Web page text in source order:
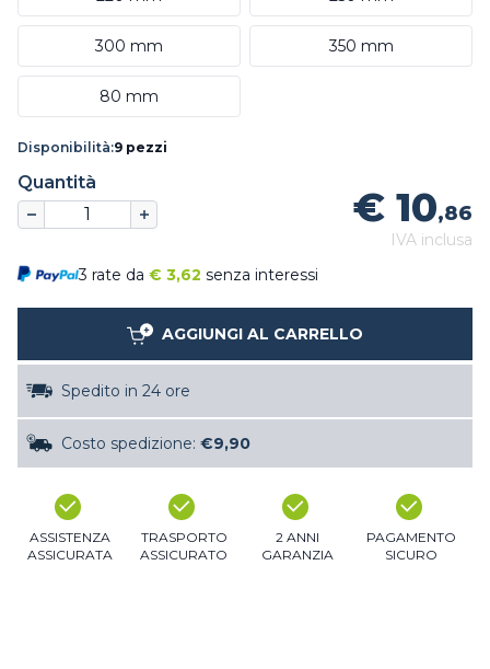
300 mm 350 mm
80 mm
Disponibilità:9 pezzi
Quantità
€ 10,86
IVA inclusa
3 rate da € 3,62 senza interessi
AGGIUNGI AL CARRELLO
Spedito in 24 ore
Costo spedizione: €9,90
ASSISTENZA
ASSICURATA
TRASPORTO
ASSICURATO
2 ANNI
GARANZIA
PAGAMENTO
SICURO